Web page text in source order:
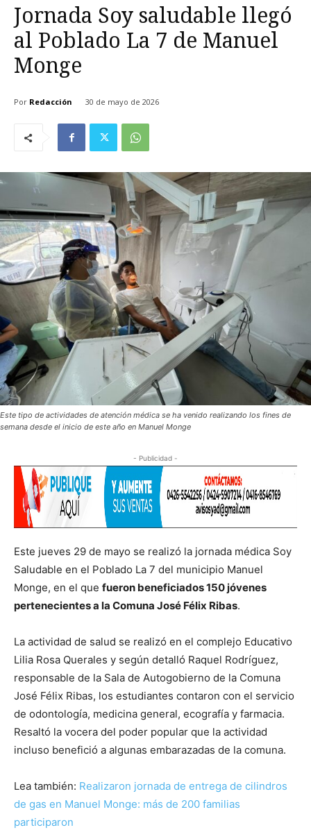
Jornada Soy saludable llegó
al Poblado La 7 de Manuel
Monge
Por Redacción 30 de mayo de 2026
Este tipo de actividades de atención médica se ha venido realizando los fines de
semana desde el inicio de este año en Manuel Monge
- Publicidad -
Este jueves 29 de mayo se realizó la jornada médica Soy
Saludable en el Poblado La 7 del municipio Manuel
Monge, en el que fueron beneficiados 150 jóvenes
pertenecientes a la Comuna José Félix Ribas.
La actividad de salud se realizó en el complejo Educativo
Lilia Rosa Querales y según detalló Raquel Rodríguez,
responsable de la Sala de Autogobierno de la Comuna
José Félix Ribas, los estudiantes contaron con el servicio
de odontología, medicina general, ecografía y farmacia.
Resaltó la vocera del poder popular que la actividad
incluso benefició a algunas embarazadas de la comuna.
Lea también: Realizaron jornada de entrega de cilindros
de gas en Manuel Monge: más de 200 familias
participaron